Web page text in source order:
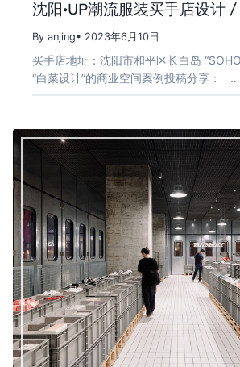
沈阳·UP潮流服装买手店设计 /
By anjing• 2023年6月10日
买手店地址：沈阳市和平区长白岛
“白菜设计”的商业空间案例投稿分享： …